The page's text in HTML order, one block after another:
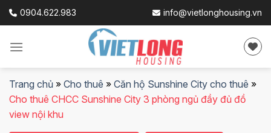
Skip
0904.622.983 info@vietlonghousing.vn
Trang chủ » Cho thuê » Căn hộ Sunshine City cho thuê »
Cho thuê CHCC Sunshine City 3 phòng ngủ đầy đủ đồ
view nội khu